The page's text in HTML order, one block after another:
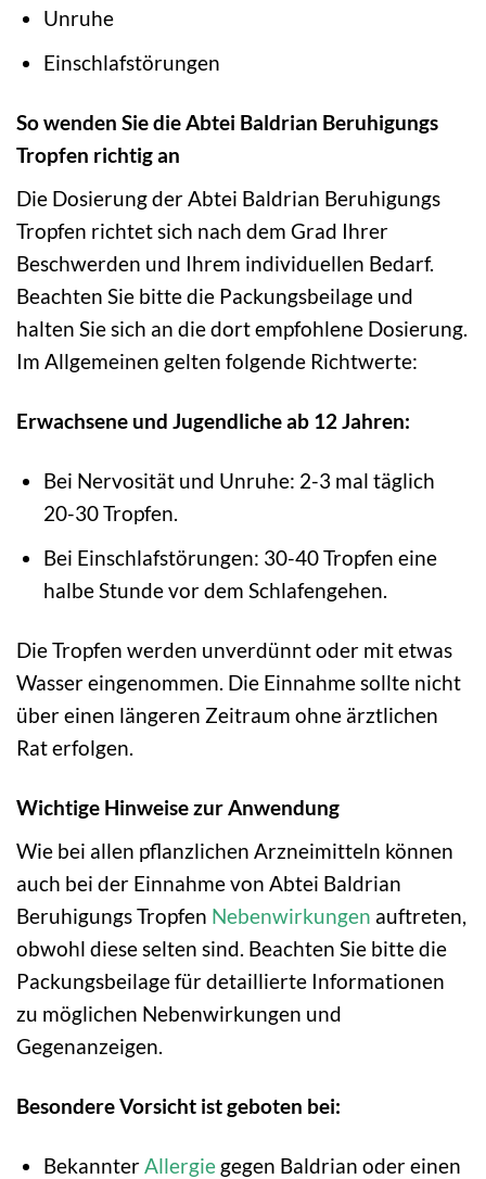
Unruhe
Einschlafstörungen
So wenden Sie die Abtei Baldrian Beruhigungs
Tropfen richtig an
Die Dosierung der Abtei Baldrian Beruhigungs
Tropfen richtet sich nach dem Grad Ihrer
Beschwerden und Ihrem individuellen Bedarf.
Beachten Sie bitte die Packungsbeilage und
halten Sie sich an die dort empfohlene Dosierung.
Im Allgemeinen gelten folgende Richtwerte:
Erwachsene und Jugendliche ab 12 Jahren:
Bei Nervosität und Unruhe: 2-3 mal täglich
20-30 Tropfen.
Bei Einschlafstörungen: 30-40 Tropfen eine
halbe Stunde vor dem Schlafengehen.
Die Tropfen werden unverdünnt oder mit etwas
Wasser eingenommen. Die Einnahme sollte nicht
über einen längeren Zeitraum ohne ärztlichen
Rat erfolgen.
Wichtige Hinweise zur Anwendung
Wie bei allen pflanzlichen Arzneimitteln können
auch bei der Einnahme von Abtei Baldrian
Beruhigungs Tropfen Nebenwirkungen auftreten,
obwohl diese selten sind. Beachten Sie bitte die
Packungsbeilage für detaillierte Informationen
zu möglichen Nebenwirkungen und
Gegenanzeigen.
Besondere Vorsicht ist geboten bei:
Bekannter Allergiegegen Baldrian oder einen